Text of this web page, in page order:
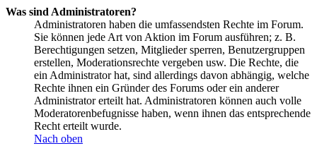
Was sind Administratoren?
Administratoren haben die umfassendsten Rechte im Forum.
Sie können jede Art von Aktion im Forum ausführen; z. B.
Berechtigungen setzen, Mitglieder sperren, Benutzergruppen
erstellen, Moderationsrechte vergeben usw. Die Rechte, die
ein Administrator hat, sind allerdings davon abhängig, welche
Rechte ihnen ein Gründer des Forums oder ein anderer
Administrator erteilt hat. Administratoren können auch volle
Moderatorenbefugnisse haben, wenn ihnen das entsprechende
Recht erteilt wurde.
Nach oben